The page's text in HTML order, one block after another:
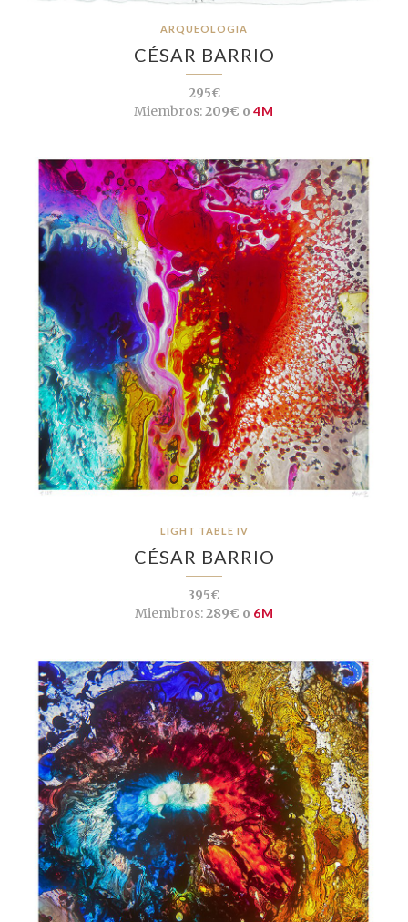
ARQUEOLOGIA
CÉSAR BARRIO
295€
Miembros:209€ o 4M
LIGHT TABLE IV
CÉSAR BARRIO
395€
Miembros:289€ o 6M